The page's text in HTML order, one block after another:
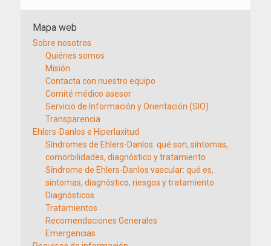
Mapa web
Sobre nosotros
Quiénes somos
Misión
Contacta con nuestro equipo
Comité médico asesor
Servicio de Información y Orientación (SIO)
Transparencia
Ehlers-Danlos e Hiperlaxitud
Síndromes de Ehlers-Danlos: qué son, síntomas,
comorbilidades, diagnóstico y tratamiento
Síndrome de Ehlers-Danlos vascular: qué es,
síntomas, diagnóstico, riesgos y tratamiento
Diagnósticos
Tratamientos
Recomendaciones Generales
Emergencias